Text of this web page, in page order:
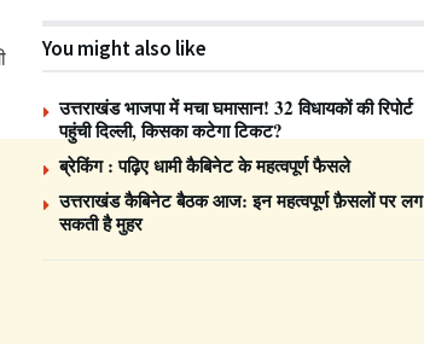
You might also like
उत्तराखंड भाजपा में मचा घमासान! 32 विधायकों की रिपोर्ट
पहुंची दिल्ली, किसका कटेगा टिकट?
ब्रेकिंग : पढ़िए धामी कैबिनेट के महत्वपूर्ण फैसले
उत्तराखंड कैबिनेट बैठक आज: इन महत्वपूर्ण फ़ैसलों पर लग
सकती है मुहर